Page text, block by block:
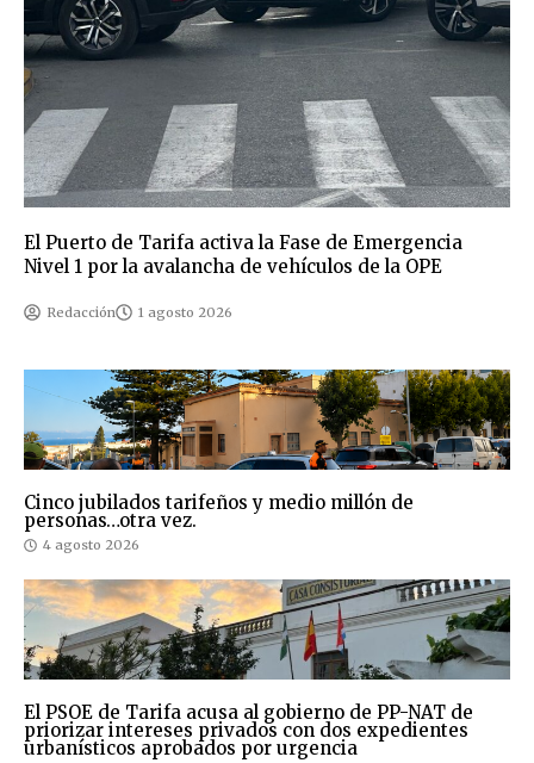
El Puerto de Tarifa activa la Fase de Emergencia
Nivel 1 por la avalancha de vehículos de la OPE
Redacción 1 agosto 2026
Cinco jubilados tarifeños y medio millón de
personas…otra vez.
4 agosto 2026
El PSOE de Tarifa acusa al gobierno de PP-NAT de
priorizar intereses privados con dos expedientes
urbanísticos aprobados por urgencia